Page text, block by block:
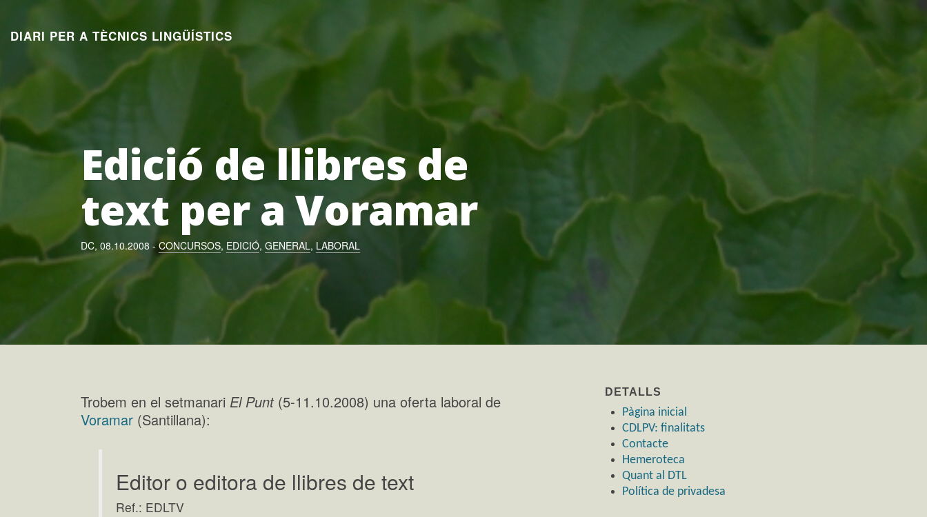
Aneu
contingut
DIARI PER A TÈCNICS LINGÜÍSTICS
Edició de llibres de
text per a Voramar
DC, 08.10.2008 -CONCURSOS, EDICIÓ, GENERAL, LABORAL
Trobem en el setmanari El Punt(5-11.10.2008) una oferta laboral de
Voramar (Santillana):
Editor o editora de llibres de text
Ref.: EDLTV
DETALLS
Pàgina inicial
CDLPV: finalitats
Contacte
Hemeroteca
Quant al DTL
Política de privadesa